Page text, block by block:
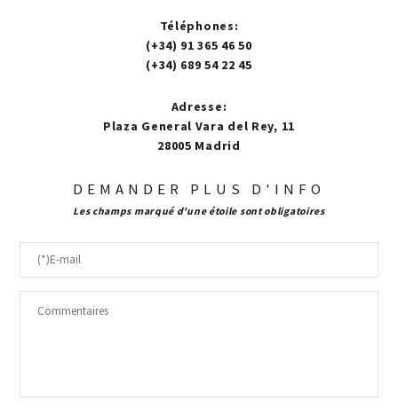
Téléphones:
(+34) 91 365 46 50
(+34) 689 54 22 45
Adresse:
Plaza General Vara del Rey, 11
28005 Madrid
DEMANDER PLUS D'INFO
Les champs marqué d'une étoile sont obligatoires